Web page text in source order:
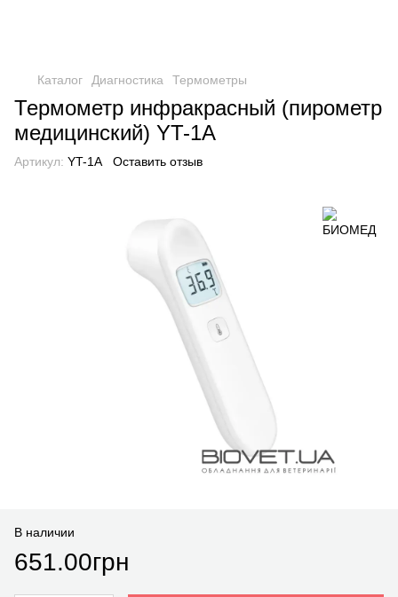
Каталог Диагностика Термометры
Термометр инфракрасный (пирометр
медицинский) YT-1A
Артикул: YT-1A Оставить отзыв
В наличии
651.00грн